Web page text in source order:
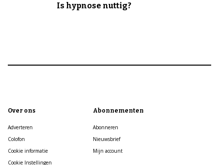
Is hypnose nuttig?
Over ons
Adverteren
Colofon
Cookie informatie
Cookie Instellingen
Abonnementen
Abonneren
Nieuwsbrief
Mijn account